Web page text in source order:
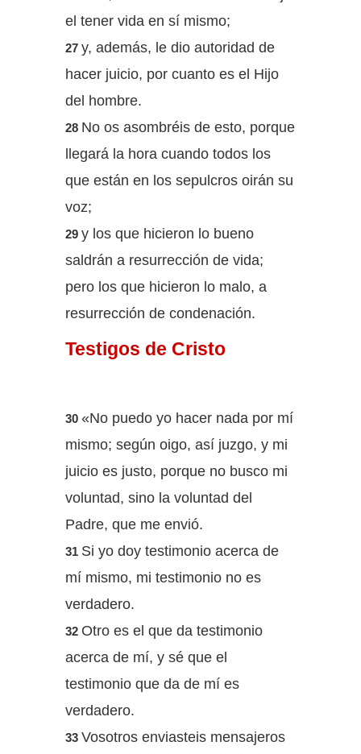
el tener vida en sí mismo;
27 y, además, le dio autoridad de
hacer juicio, por cuanto es el Hijo
del hombre.
28 No os asombréis de esto, porque
llegará la hora cuando todos los
que están en los sepulcros oirán su
voz;
29 y los que hicieron lo bueno
saldrán a resurrección de vida;
pero los que hicieron lo malo, a
resurrección de condenación.
Testigos de Cristo
30 «No puedo yo hacer nada por mí
mismo; según oigo, así juzgo, y mi
juicio es justo, porque no busco mi
voluntad, sino la voluntad del
Padre, que me envió.
31 Si yo doy testimonio acerca de
mí mismo, mi testimonio no es
verdadero.
32 Otro es el que da testimonio
acerca de mí, y sé que el
testimonio que da de mí es
verdadero.
33 Vosotros enviasteis mensajeros